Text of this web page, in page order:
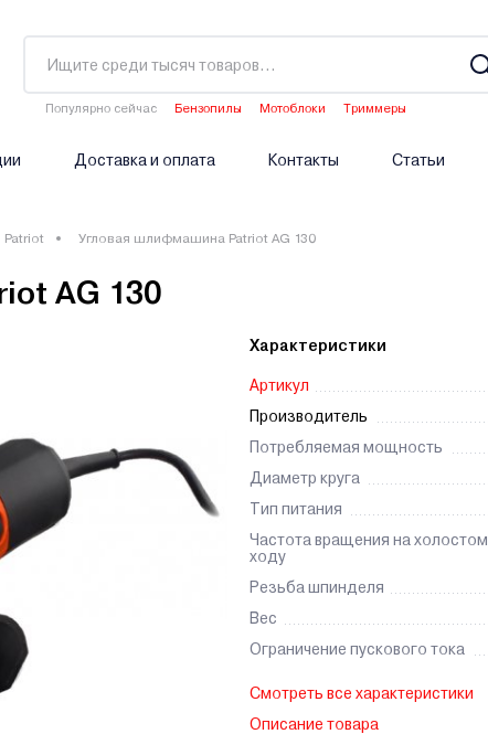
Популярно сейчас Бензопилы Мотоблоки
Триммеры
Доставка и оплата Контакты Статьи
Patriot Угловая шлифмашина Patriot AG 130
AG 130
Характеристики
Артикул
Производитель
Потребляемая мощность
Диаметр круга
Тип питания
Частота вращения на холостом
ходу
Резьба шпинделя
Вес
Ограничение пускового тока
Смотреть все характеристики
Описание товара